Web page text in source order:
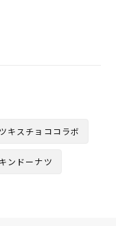
キスチョココラボ
ンドーナツ